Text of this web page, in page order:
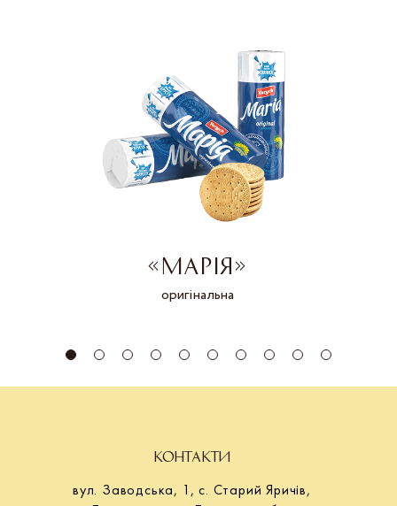
«МАРІЯ»
оригінальна
КОНТАКТИ
вул. Заводська, 1, с. Старий Яричів,